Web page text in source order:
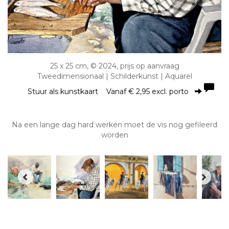
25 x 25 cm, © 2024, prijs op aanvraag
Tweedimensionaal | Schilderkunst | Aquarel
Stuur als kunstkaart Vanaf € 2,95 excl. porto
Na een lange dag hard werken moet de vis nog gefileerd
worden